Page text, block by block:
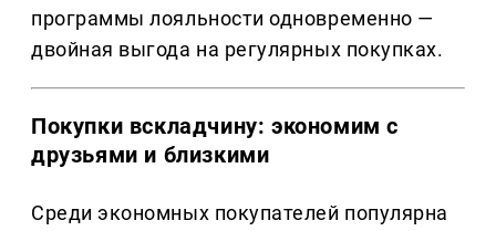
программы лояльности одновременно —
двойная выгода на регулярных покупках.
Покупки вскладчину: экономим с
друзьями и близкими
Среди экономных покупателей популярна